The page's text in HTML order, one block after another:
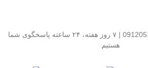
تلفن پشتیبانی | 09120511400 | ۷ روز هفته، ۲۴ ساعته پاسخگوی شما
هستیم